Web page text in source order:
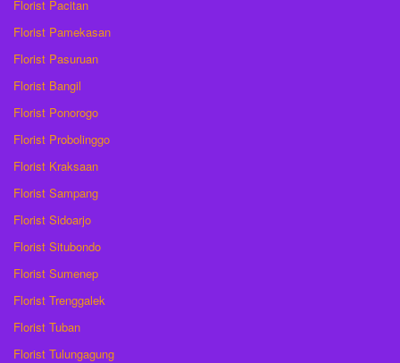
Florist Pacitan
Florist Pamekasan
Florist Pasuruan
Florist Bangil
Florist Ponorogo
Florist Probolinggo
Florist Kraksaan
Florist Sampang
Florist Sidoarjo
Florist Situbondo
Florist Sumenep
Florist Trenggalek
Florist Tuban
Florist Tulungagung